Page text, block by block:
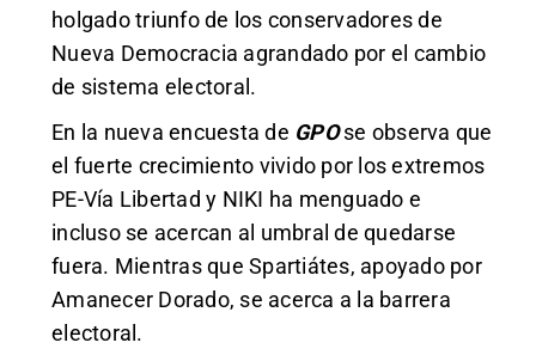
holgado triunfo de los conservadores de
Nueva Democracia agrandado por el cambio
de sistema electoral.
En la nueva encuesta de GPOse observa que
el fuerte crecimiento vivido por los extremos
PE-Vía Libertad y NIKI ha menguado e
incluso se acercan al umbral de quedarse
fuera. Mientras que Spartiátes, apoyado por
Amanecer Dorado, se acerca a la barrera
electoral.